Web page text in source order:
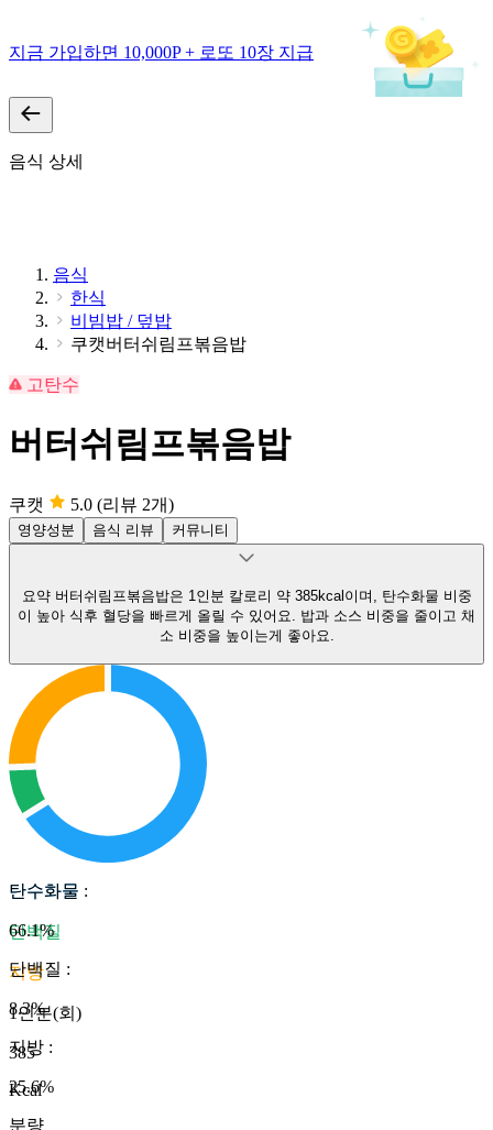
지금 가입하면 10,000P + 로또 10장 지급
음식 상세
음식
한식
비빔밥 / 덮밥
쿠캣버터쉬림프볶음밥
고탄수
버터쉬림프볶음밥
쿠캣 5.0 (리뷰 2개)
영양성분 음식 리뷰 커뮤니티
요약 버터쉬림프볶음밥은 1인분 칼로리 약 385kcal이며, 탄수화물 비중
이 높아 식후 혈당을 빠르게 올릴 수 있어요. 밥과 소스 비중을 줄이고 채
소 비중을 높이는게 좋아요.
탄수화물
단백질
지방
1인분(회)
385
Kcal
탄수화물 :
66.1%
단백질 :
8.3%
지방 :
25.6%
분량